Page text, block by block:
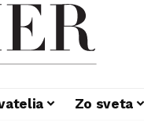
Zo sveta